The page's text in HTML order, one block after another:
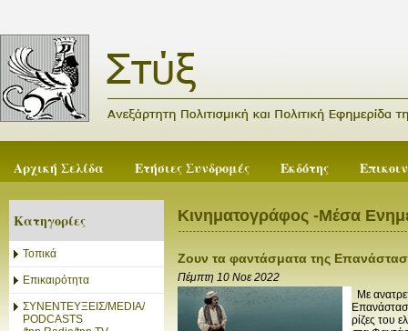
Αρχική Σελίδα Ετήσιες Συνδρομές Εκδότης
Κατηγορίες
Τοπικά
Επικαιρότητα
ΣΥΝΕΝΤΕΥΞΕΙΣ/MEDIA/
PODCASTS
Κινηματογράφος -Μέσα
Ζουν τα φαντάσματα της
Πέμπτη 10 Νοε 2022
Με
ρίζες του